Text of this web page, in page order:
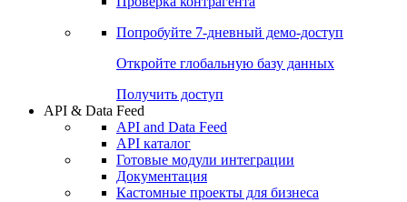
Попробуйте 7-дневный демо-доступ
Откройте глобальную базу данных
Получить доступ
API & Data Feed
API and Data Feed
API каталог
Готовые модули интеграции
Документация
Кастомные проекты для бизнеса